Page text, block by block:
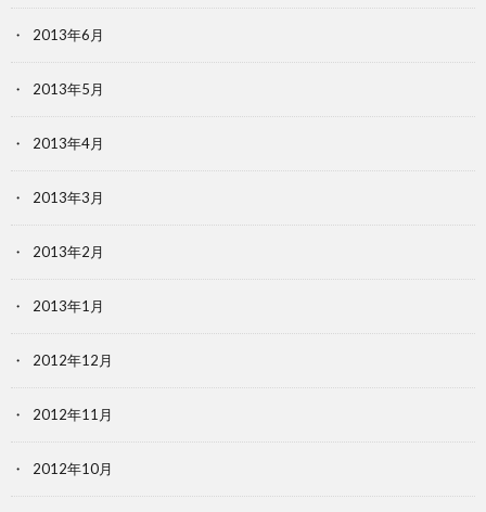
2013年6月
2013年5月
2013年4月
2013年3月
2013年2月
2013年1月
2012年12月
2012年11月
2012年10月